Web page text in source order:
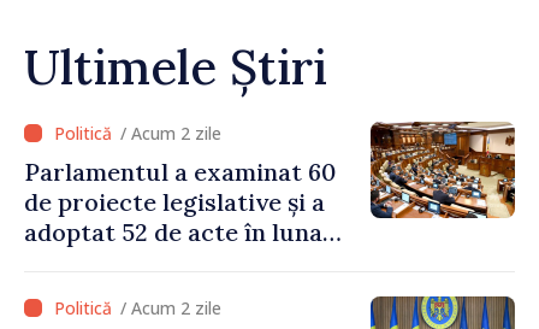
Ultimele Știri
/ Acum 2 zile
Parlamentul a examinat 60
de proiecte legislative și a
adoptat 52 de acte în luna
/ Acum 2 zile